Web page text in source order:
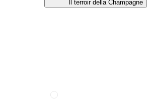
Il terroir della Champagne